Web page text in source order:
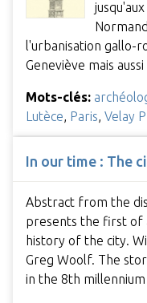
l'urbanisation gallo-
Geneviève mais
Mots-clés:
Lutèce, Paris, Velay
In our time : The
Abstract from the
presents the first of
history of the city.
Greg Woolf. The
in the 8th